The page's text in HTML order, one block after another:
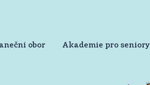
obor Akademie pro seniory